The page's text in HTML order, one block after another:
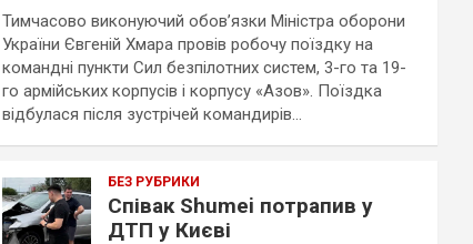
Тимчасово виконуючий обов’язки Міністра оборони
України Євгеній Хмара провів робочу поїздку на
командні пункти Сил безпілотних систем, 3-го та 19-
го армійських корпусів і корпусу «Азов». Поїздка
відбулася після зустрічей командирів…
БЕЗ РУБРИКИ
Співак Shumei потрапив у
ДТП у Києві